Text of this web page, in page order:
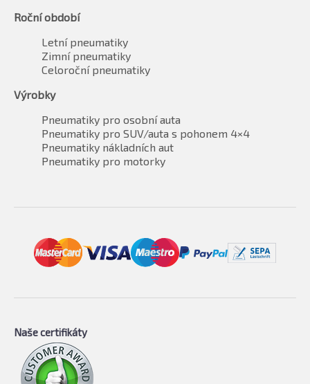
Roční období
Letní pneumatiky
Zimní pneumatiky
Celoroční pneumatiky
Výrobky
Pneumatiky pro osobní auta
Pneumatiky pro SUV/auta s pohonem 4×4
Pneumatiky nákladních aut
Pneumatiky pro motorky
Naše certifikáty